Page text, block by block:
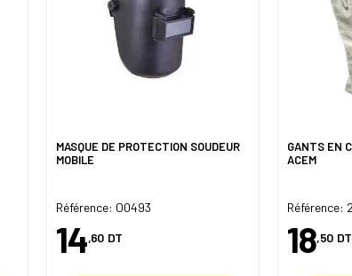
MASQUE DE PROTECTION SOUDEUR
MOBILE
Référence: O0493
14,60 DT
GANTS EN
ACEM
Référence:
18,50 DT